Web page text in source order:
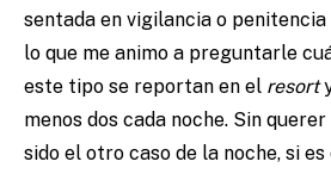
sentada en vigilancia o
lo que me animo a preguntarle
este tipo se reportan en el resort
menos dos cada noche. Sin
sido el otro caso de la noche, si es